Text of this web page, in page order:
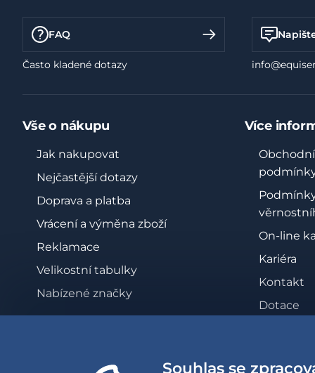
FAQ
Často kladené dotazy
Vše o nákupu
Jak nakupovat
Nejčastější dotazy
Doprava a platba
Vrácení a výměna zboží
Reklamace
Velikostní tabulky
Nabízené značky
Více
Obchodní
On-line
Kariéra
Kontakt
Dotace
Souhlas se